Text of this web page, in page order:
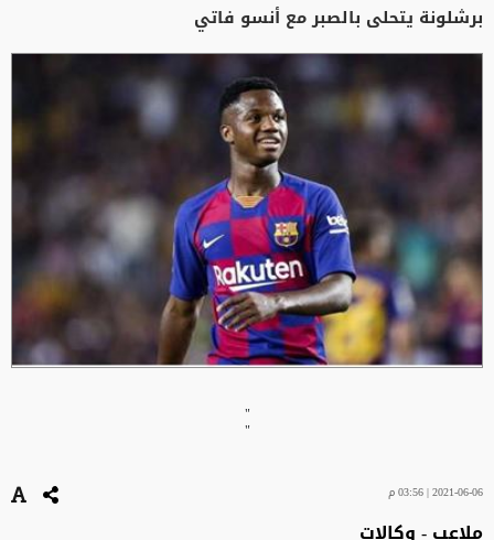
برشلونة يتحلى بالصبر مع أنسو فاتي
"
"
2021-06-06 | 03:56 م
ملاعب - وكالات